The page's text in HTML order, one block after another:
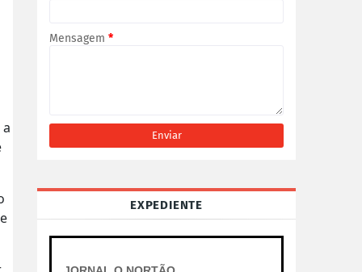
Mensagem *
EXPEDIENTE